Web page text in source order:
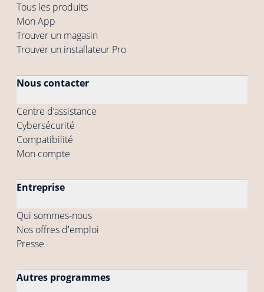
Tous les produits
Mon App
Trouver un magasin
Trouver un installateur Pro
Nous contacter
Centre d’assistance
Cybersécurité
Compatibilité
Mon compte
Entreprise
Qui sommes-nous
Nos offres d'emploi
Presse
Autres programmes